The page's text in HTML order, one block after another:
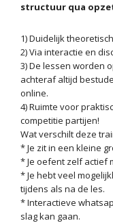
structuur qua
1) Duidelijk
2) Via interactie en
3) De lessen worden
achteraf altijd
online.
4) Ruimte voor
competitie partijen!
Wat verschilt deze
* Je zit in een kleine
* Je oefent zelf actief
* Je hebt veel
tijdens als na de les.
* Interactieve
slag kan gaan.